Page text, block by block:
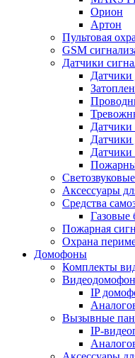
Орион
Артон
Пультовая
GSM
Датчики
Датчики
Датчики
Аксессуары
Средства
Газовые
Пожарная
Охрана
Домофоны
Комплекты
IP
Вызывные
IP-